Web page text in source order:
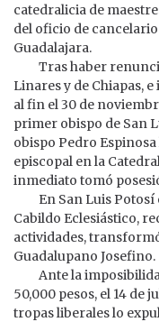
catedralicia de
del oficio de
Guadalajara.
Tras haber
Linares y de Chiapas,
al fin el 30 de
primer obispo de San
obispo Pedro
episcopal en la
inmediato tomó
En San Luis
Cabildo Eclesiástico,
actividades,
Guadalupano Josefino.
Ante la
50,000 pesos, el 14 de
tropas liberales lo